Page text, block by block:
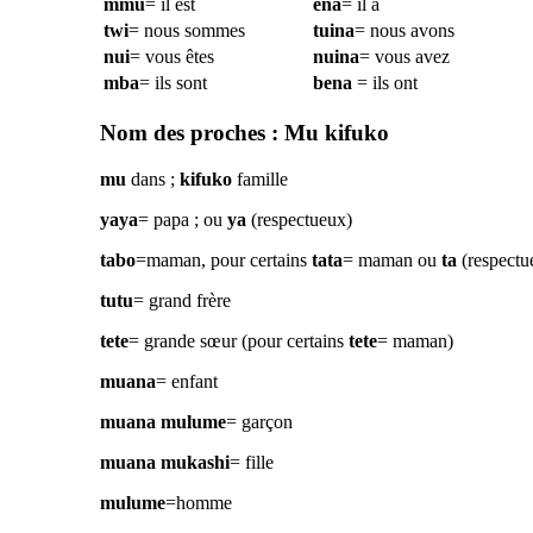
mmu= il est ena= il a
twi= nous sommes tuina= nous avons
nui= vous êtes nuina= vous avez
mba= ils sont bena= ils ont
Nom des proches : Mu kifuko
mu dans ; kifukofamille
yaya= papa ; ou ya (respectueux)
tabo=maman, pour certains tata= maman ou ta
tutu= grand frère
tete= grande sœur (pour certains tete= maman)
muana= enfant
muana mulume= garçon
muana mukashi= fille
mulume=homme